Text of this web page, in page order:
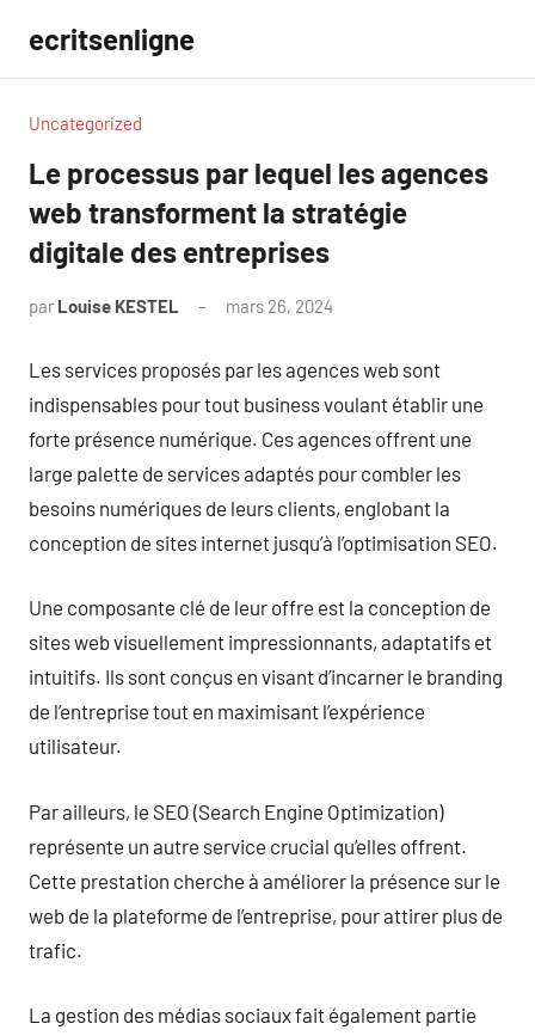
contenu
ecritsenligne
Uncategorized
Le processus par lequel les agences
web transforment la stratégie
digitale des entreprises
par Louise KESTEL mars 26, 2024
Les services proposés par les agences web sont
indispensables pour tout business voulant établir une
forte présence numérique. Ces agences offrent une
large palette de services adaptés pour combler les
besoins numériques de leurs clients, englobant la
conception de sites internet jusqu’à l’optimisation SEO.
Une composante clé de leur offre est la conception de
sites web visuellement impressionnants, adaptatifs et
intuitifs. Ils sont conçus en visant d’incarner le branding
de l’entreprise tout en maximisant l’expérience
utilisateur.
Par ailleurs, le SEO (Search Engine Optimization)
représente un autre service crucial qu’elles offrent.
Cette prestation cherche à améliorer la présence sur le
web de la plateforme de l’entreprise, pour attirer plus de
trafic.
La gestion des médias sociaux fait également partie